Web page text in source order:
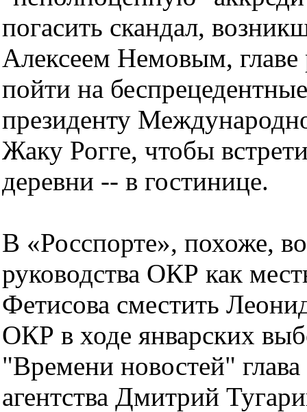
погасить скандал,
Алексеем Немовым, главе
пойти на
президенту
Жаку Рогге, чтобы
деревни -- в гостинице.
В «Росспорте», похоже,
руководства ОКР как
Фетисова сместить
ОКР в ходе январских
"Времени новостей"
агентства Дмитрий